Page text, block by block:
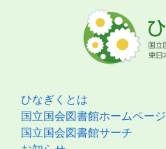
ひなぎくとは
国立国会図書館ホームページ
国立国会図書館サーチ